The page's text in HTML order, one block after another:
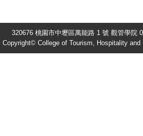
320676 桃園市中壢區萬能路 1 號 觀管學院
Copyright© College of Tourism, Hospitality